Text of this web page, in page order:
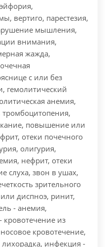
вертиго, парестезия,
мышления,
внимания,
жажда,
с или без
гемолитический
анемия,
тромбоцитопения,
повышение или
отеки почечного
олигурия,
нефрит, отеки
слуха, звон в ушах,
зрительного
диспноэ, ринит,
- анемия,
из
кровотечение,
лихорадка, инфекция -